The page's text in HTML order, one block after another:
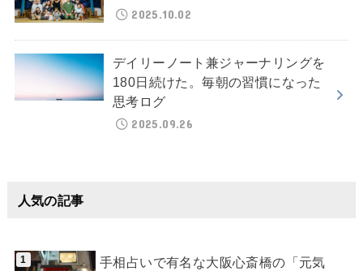
2025.10.02
デイリーノート兼ジャーナリングを
180日続けた。毎朝の習慣になった
思考ログ
2025.09.26
人気の記事
手相占いで有名な大阪心斎橋の「元気